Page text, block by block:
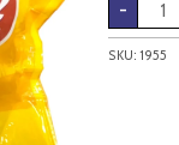
-
SKU:1955